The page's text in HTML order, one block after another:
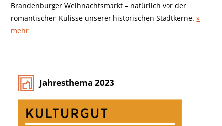
Brandenburger Weihnachtsmarkt – natürlich vor der
romantischen Kulisse unserer historischen Stadtkerne.»
mehr
Jahresthema 2023